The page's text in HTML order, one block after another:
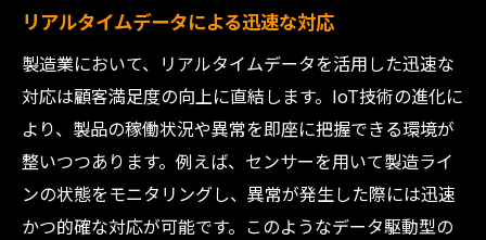
リアルタイムデータによる迅速な対応
製造業において、リアルタイムデータを活用した迅速な
対応は顧客満足度の向上に直結します。IoT技術の進化に
より、製品の稼働状況や異常を即座に把握できる環境が
整いつつあります。例えば、センサーを用いて製造ライ
ンの状態をモニタリングし、異常が発生した際には迅速
かつ的確な対応が可能です。このようなデータ駆動型の